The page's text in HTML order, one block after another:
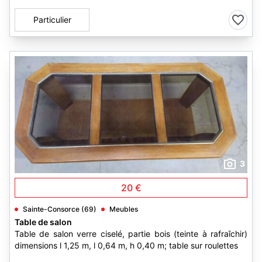
Particulier
3
20 €
Sainte-Consorce (69) Meubles
Table de salon
Table de salon verre ciselé, partie bois (teinte à rafraîchir)
dimensions l 1,25 m, l 0,64 m, h 0,40 m; table sur roulettes